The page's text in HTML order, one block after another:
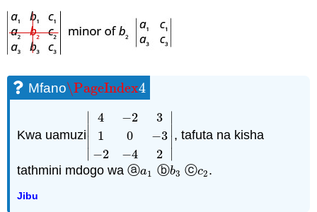
Mfano\PageIndex4
\PageIndex4
Kwa uamuzi
∣
∣
∣
4
1
−2
−2
0
−4
3
−3
2 ∣
∣
∣
| − 0 −2− 4 2|
, tafuta na kisha
tathmini mdogo wa ⓐa1
a1 ⓑb3
b3 ⓒc2
c2.
Jibu